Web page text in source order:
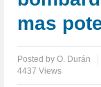
mas
Posted byO. Durán
4437 Views